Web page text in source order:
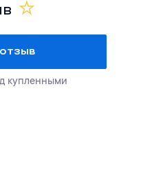
купленными